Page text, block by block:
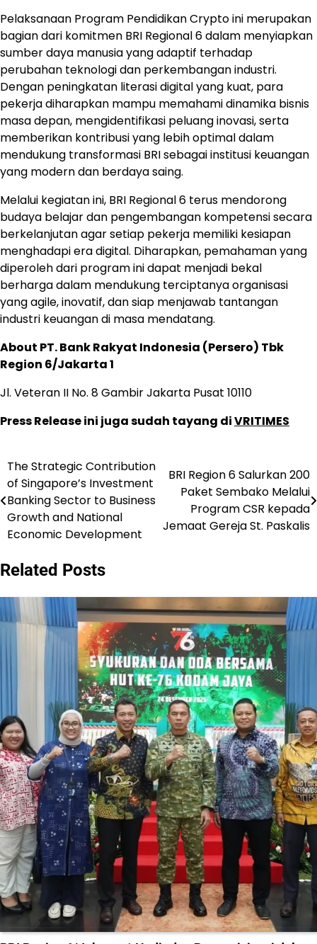
Pelaksanaan Program Pendidikan Crypto ini merupakan
bagian dari komitmen BRI Regional 6 dalam menyiapkan
sumber daya manusia yang adaptif terhadap
perubahan teknologi dan perkembangan industri.
Dengan peningkatan literasi digital yang kuat, para
pekerja diharapkan mampu memahami dinamika bisnis
masa depan, mengidentifikasi peluang inovasi, serta
memberikan kontribusi yang lebih optimal dalam
mendukung transformasi BRI sebagai institusi keuangan
yang modern dan berdaya saing.
Melalui kegiatan ini, BRI Regional 6 terus mendorong
budaya belajar dan pengembangan kompetensi secara
berkelanjutan agar setiap pekerja memiliki kesiapan
menghadapi era digital. Diharapkan, pemahaman yang
diperoleh dari program ini dapat menjadi bekal
berharga dalam mendukung terciptanya organisasi
yang agile, inovatif, dan siap menjawab tantangan
industri keuangan di masa mendatang.
About PT. Bank Rakyat Indonesia (Persero) Tbk
Region 6/Jakarta 1
Jl. Veteran II No. 8 Gambir Jakarta Pusat 10110
Press Release ini juga sudah tayang diVRITIMES
Navigasi
pos
The Strategic Contribution
of Singapore’s Investment
Banking Sector to Business
Growth and National
Economic Development
BRI Region 6 Salurkan 200
Paket Sembako Melalui
Program CSR kepada
Jemaat Gereja St. Paskalis
Related Posts